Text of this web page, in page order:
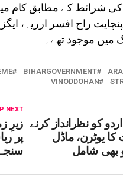
شرائط کے مطابق کام
راج افسر ارریہ،
میں موجود تھے۔
BIHARGOVERNMENT
VINODDOHAN
NEXT
زیرِ
پر
کو نظرانداز کرنے
یوٹرن، ماڈل
بھی شامل